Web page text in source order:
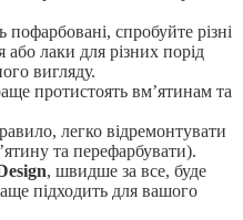
спробуйте різні
лаки для різних порід
вигляду.
протистоять вм’ятинам та
легко відремонтувати
та перефарбувати).
, швидше за все, буде
підходить для вашого